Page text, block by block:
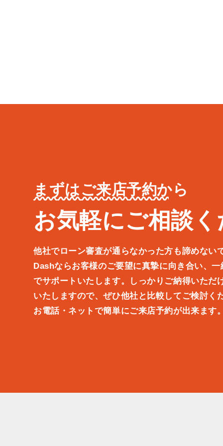
まずはご来店予約から
お気軽にご相談
他社でローン審査が通らなかった方も諦めない
Dashならお客様のご要望に真摯に向き合い、
でサポートいたします。しっかりご納得いただ
いたしますので、ぜひ他社と比較してご検討く
お電話・ネットで簡単にご来店予約が出来ます